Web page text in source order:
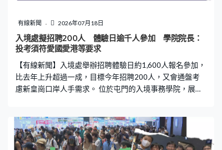
有線新聞 2026年07月18日
入境處擬招聘200人 體驗日逾千人參加 學院院長：
投考須符愛國愛港等要求
【有線新聞】入境處舉辦招聘體驗日約1,600人報名參加，
比去年上升超過一成，目標今年招聘200人，又會通盤考
慮新皇崗口岸人手需求。 位於屯門的入境事務學院，展示
招聘200人，包括50名入境事務主任及150名入境事務助
理員。有應屆大學畢業生希望第一份工就加入入境處，體
驗日參加者Lucas：「經濟環境都是其中一個考慮的因素，